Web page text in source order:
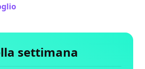
settimana